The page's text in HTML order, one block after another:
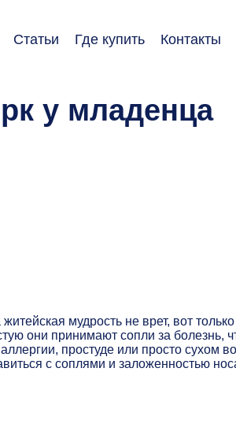
Статьи Где купить Контакты
у младенца
мудрость не врет, вот только
они принимают сопли за болезнь,
простуде или просто сухом
с соплями и заложенностью